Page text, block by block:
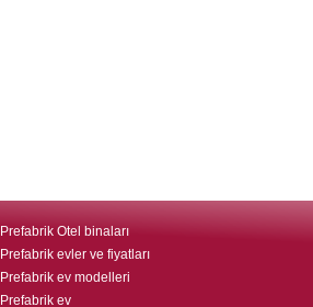
Prefabrik Otel binaları
Prefabrik evler ve fiyatları
Prefabrik ev modelleri
Prefabrik ev